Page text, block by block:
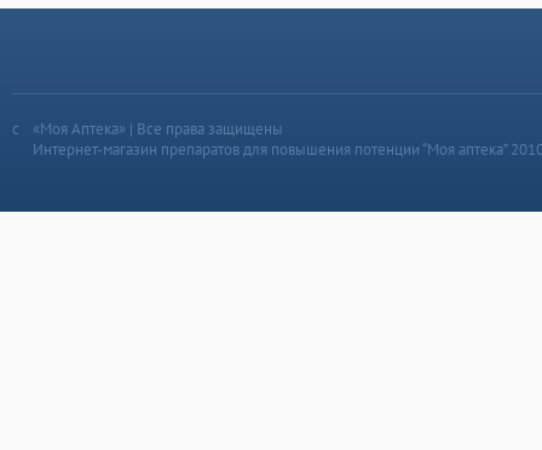
«Моя Аптека» | Все права защищены
Интернет-магазин препаратов для повышения потенции “Моя аптека”